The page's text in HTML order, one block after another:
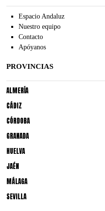
Espacio Andaluz
Nuestro equipo
Contacto
Apóyanos
PROVINCIAS
ALMERÍA
CÁDIZ
CÓRDOBA
GRANADA
HUELVA
JAÉN
MÁLAGA
SEVILLA